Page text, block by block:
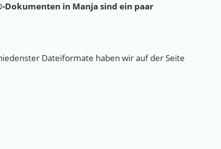
in Manja sind ein paar
Dateiformate haben wir auf der Seite